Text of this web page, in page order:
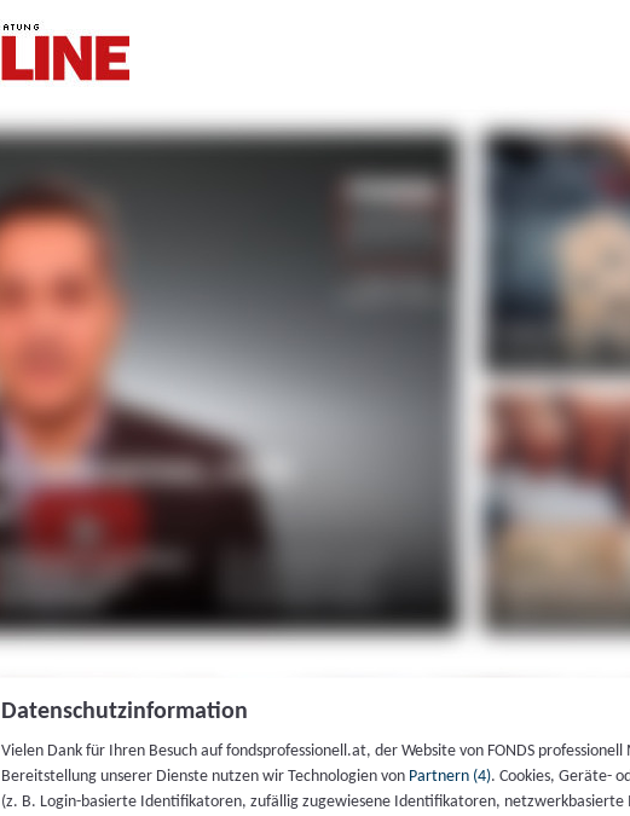
Datenschutzinformation
Vielen Dank für Ihren Besuch auf fondsprofessionell.at, der Website von FONDS
Bereitstellung unserer Dienste nutzen wir Technologien von Partnern (4). Cookies, Geräte-
(z. B. Login-basierte Identifikatoren, zufällig zugewiesene Identifikatoren,